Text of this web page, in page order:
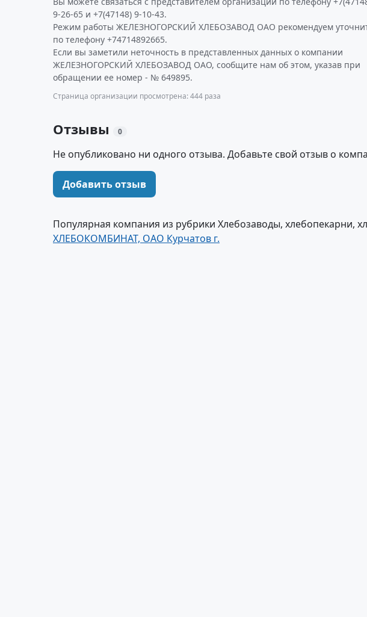
9-26-65 и +7(47148) 9-10-43.
Режим работы ЖЕЛЕЗНОГОРСКИЙ ХЛЕБОЗАВОД ОАО рекомендуем
по телефону +74714892665.
Если вы заметили неточность в представленных данных о компании
ЖЕЛЕЗНОГОРСКИЙ ХЛЕБОЗАВОД ОАО, сообщите нам об этом, указав при
обращении ее номер - № 649895.
Страница организации просмотрена: 444 раза
Отзывы 0
Не опубликовано ни одного отзыва. Добавьте свой отзыв о
Добавить отзыв
Популярная компания из рубрики Хлебозаводы, хлебопекарни,
ХЛЕБОКОМБИНАТ, ОАО Курчатов г.